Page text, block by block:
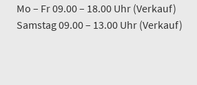
Mo – Fr 09.00 – 18.00 Uhr (Verkauf)
Samstag 09.00 – 13.00 Uhr (Verkauf)